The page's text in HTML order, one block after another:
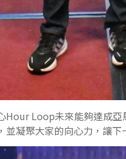
Hour Loop未來能夠達成
凝聚大家的向心力，讓下